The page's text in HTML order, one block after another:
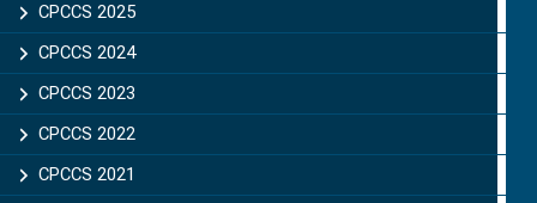
CPCCS 2025
CPCCS 2024
CPCCS 2023
CPCCS 2022
CPCCS 2021